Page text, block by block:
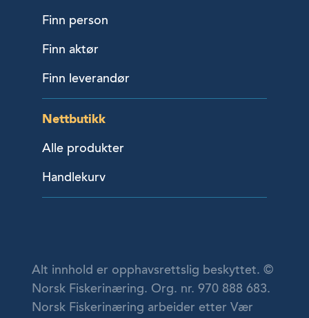
Finn person
Finn aktør
Finn leverandør
Nettbutikk
Alle produkter
Handlekurv
Alt innhold er opphavsrettslig beskyttet. ©
Norsk Fiskerinæring. Org. nr. 970 888 683.
Norsk Fiskerinæring arbeider etter Vær